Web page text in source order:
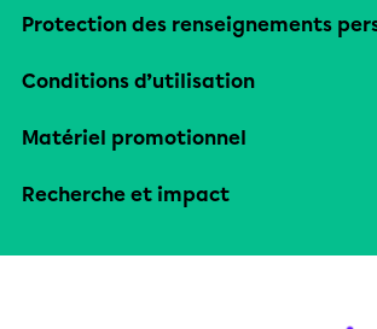
Protection des renseignements
Conditions d’utilisation
Matériel promotionnel
Recherche et impact